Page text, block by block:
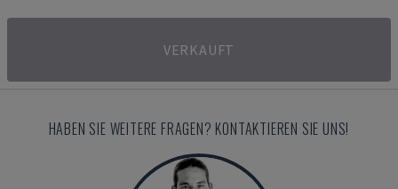
VERKAUFT
HABEN SIE WEITERE FRAGEN? KONTAKTIEREN SIE UNS!